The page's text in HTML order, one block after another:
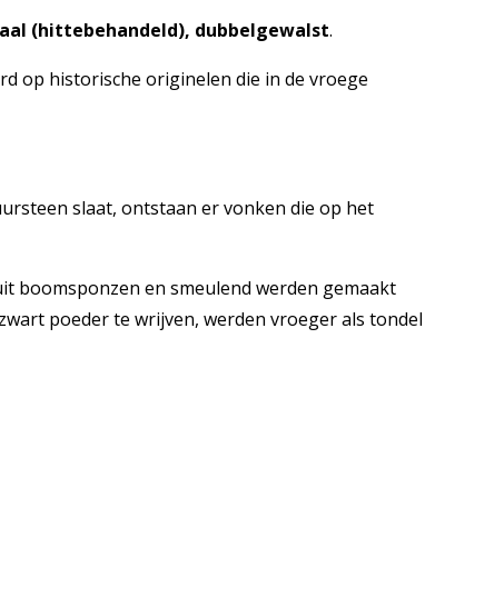
(hittebehandeld), dubbelgewalst.
op historische originelen die in de vroege
slaat, ontstaan er vonken die op het
boomsponzen en smeulend werden gemaakt
poeder te wrijven, werden vroeger als tondel